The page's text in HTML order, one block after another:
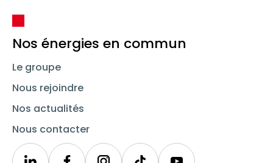
Nos énergies en commun
Le groupe
Nous rejoindre
Nos actualités
Nous contacter